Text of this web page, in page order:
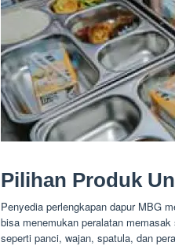
Pilihan Produk
Penyedia perlengkapan dapur MBG
bisa menemukan peralatan
seperti panci, wajan, spatula, dan